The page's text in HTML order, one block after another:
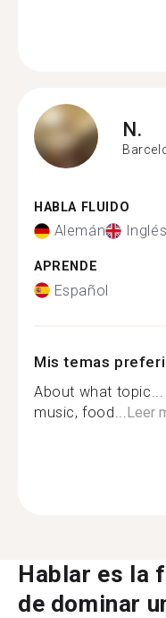
N.
HABLA FLUIDO
Alemán Inglés
APRENDE
Español
Mis temas
About what
music, food... Leer
Hablar es la
de dominar